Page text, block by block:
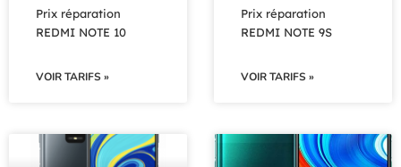
Prix réparation
REDMI NOTE 10
VOIR TARIFS »
Prix réparation
REDMI NOTE 9S
VOIR TARIFS »